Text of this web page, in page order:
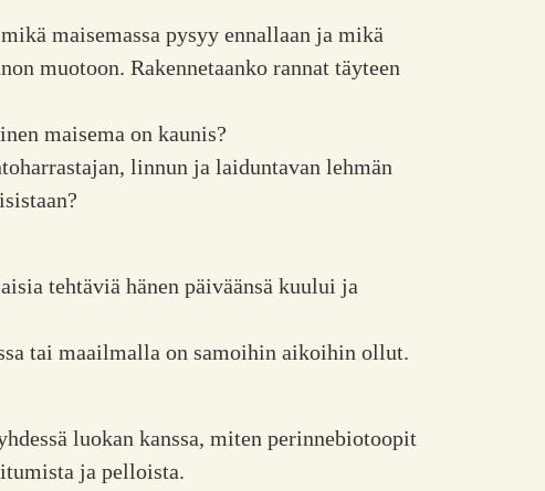
maisemassa pysyy ennallaan ja mikä
muotoon. Rakennetaanko rannat täyteen
maisema on kaunis?
linnun ja laiduntavan lehmän
tehtäviä hänen päiväänsä kuului ja
tai maailmalla on samoihin aikoihin ollut.
luokan kanssa, miten perinnebiotoopit
ja pelloista.